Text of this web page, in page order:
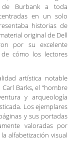
Burbank a toda
en un solo
historias de
original de Dell
por su excelente
cómo los lectores
artística notable
Barks, el “hombre
y arqueología
Los ejemplares
y sus portadas
valoradas por
alfabetización visual